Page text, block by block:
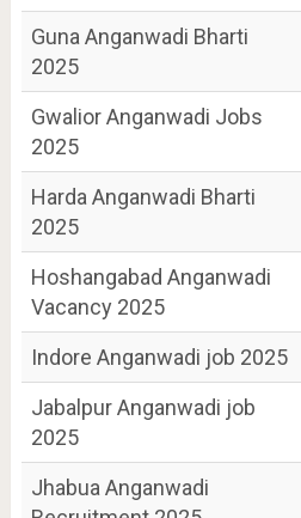
Guna Anganwadi Bharti
2025
Gwalior Anganwadi Jobs
2025
Harda Anganwadi Bharti
2025
Hoshangabad Anganwadi
Vacancy 2025
Indore Anganwadi job 2025
Jabalpur Anganwadi job
2025
Jhabua Anganwadi